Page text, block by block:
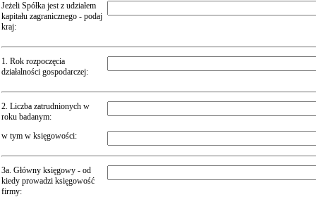
Jeżeli Spółka jest z udziałem
kapitału zagranicznego - podaj
kraj:
1. Rok rozpoczęcia
działalności gospodarczej:
2. Liczba zatrudnionych w
roku badanym:
w tym w księgowości:
3a. Główny księgowy - od
kiedy prowadzi księgowość
firmy: